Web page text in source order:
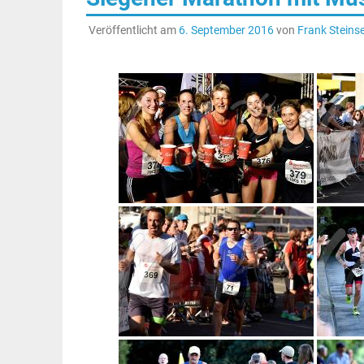
Veröffentlicht am 6. September 2016von Frank